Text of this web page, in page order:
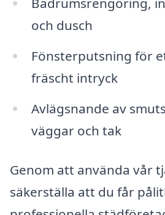
och dusch
Fönsterputsning för
fräscht intryck
Avlägsnande av
väggar och tak
Genom att använda vår
säkerställa att du får